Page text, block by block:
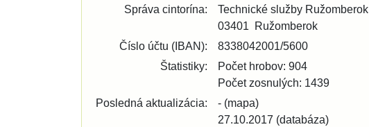
Bratislava - Karlova Ves
Bratislava - Podunajské Biskupice
Bratislava - Rača
Bratislava - Rusovce
Bratislava - Staré Mesto
Správa cintorína: Technické služby Ružomberok
03401
Ružomberok
Číslo účtu (IBAN):
8338042001/5600
Štatistiky:
Počet hrobov: 904
Počet zosnulých: 1439
Posledná aktualizácia:
- (mapa)
27.10.2017 (databáza)